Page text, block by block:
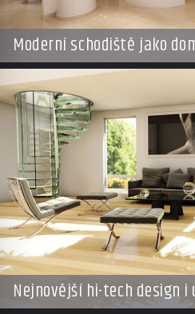
Moderní schodiště jako
Nejnovější hi-tech design i